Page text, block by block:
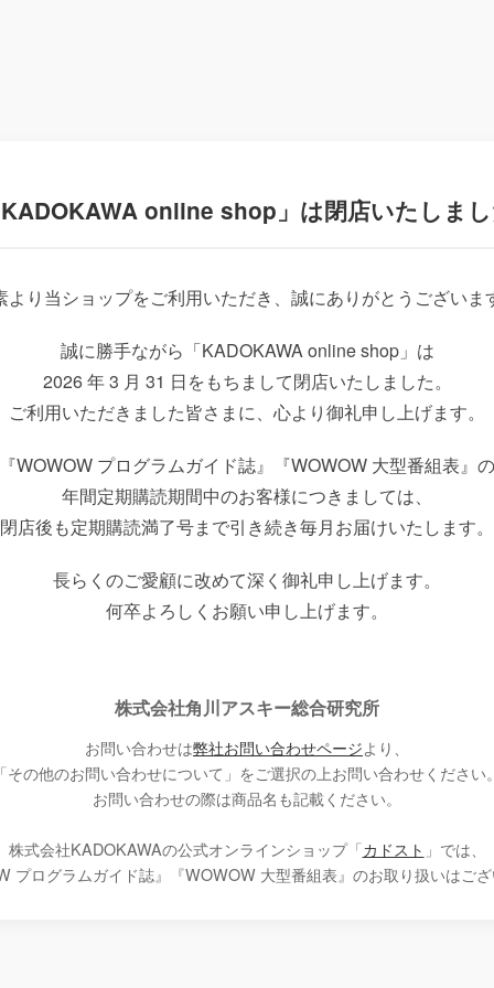
online shop」は閉店いたしま
より当ショップをご利用いただき、 誠にありがとうございま
誠に勝手ながら「KADOKAWA online shop」は
2026 年 3 月 31 日をもちまして閉店いたしました。
ご利用いただきました皆さまに、 心より御礼申し上げます。
『WOWOW プログラムガイド誌』
『WOWOW 大型番組表』の
年間定期購読期間中のお客様につきましては、
閉店後も定期購読満了号まで引き続き毎月お届けいたします。
長らくのご愛顧に改めて深く御礼申し上げます。
何卒よろしくお願い申し上げます。
株式会社角川アスキー総合研究所
お問い合わせは弊社お問い合わせページより、
その他のお問い合わせについて」をご選択の上お問い合わせください。
お問い合わせの際は商品名も記載ください。
株式会社KADOKAWAの公式オンラインショップ「カドスト 」では、
プログラムガイド誌』
『WOWOW 大型番組表』のお取り扱いはござ